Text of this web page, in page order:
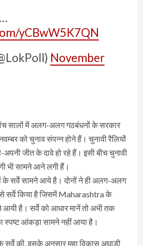
yCBwW5K7QN
November
सालों में अलग-अलग गठबंधनों के सरकार
को चुनाव संपन्न होने हैं। चुनावी रैलियों
अपनी जीत के दावे हो रहे हैं। इसी बीच चुनावी
भी सामने आने लगी हैं।
के सर्वे सामने आये है। दोनों ने ही अलग-अलग
सर्वे किया है जिसमें Maharashtra के
आयी है। सर्वे को आधार मानें तो अभी तक
स्पष्ट आंकड़ा सामने नहीं आया है।
की, इसके अनुसार महा विकास अघाड़ी